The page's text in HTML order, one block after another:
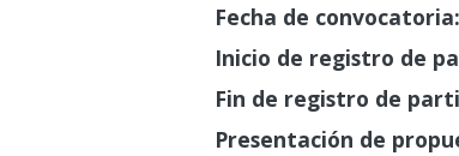
Fecha de convocatoria:
Inicio de registro de
Fin de registro de
Presentación de